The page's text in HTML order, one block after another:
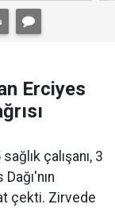
Erciyes
çalışanı, 3
çekti. Zirvede